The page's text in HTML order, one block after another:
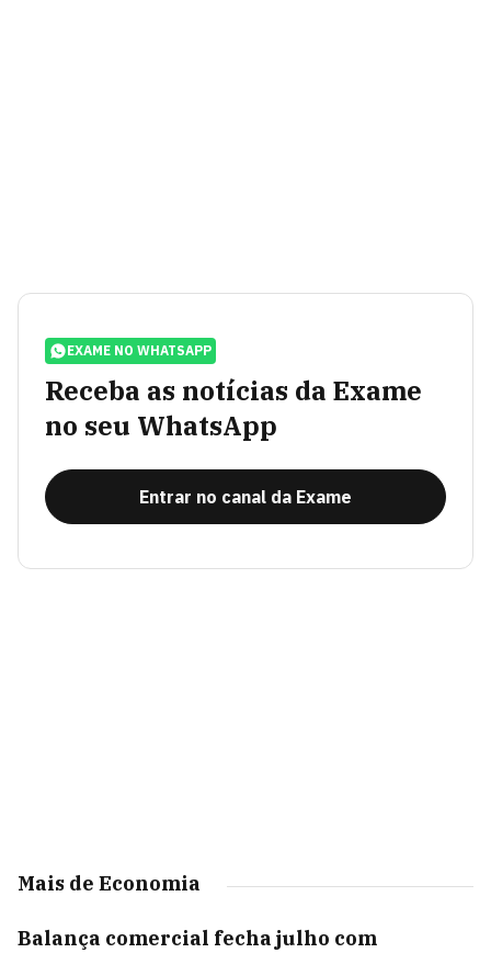
EXAME NO WHATSAPP
Receba as notícias da Exame
no seu WhatsApp
Entrar no canal da Exame
Mais de Economia
Balança comercial fecha julho com